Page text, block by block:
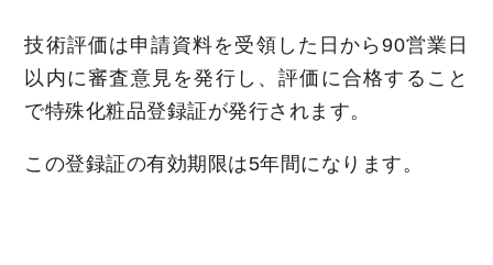
技術評価は申請資料を受領した日から90営業日
以内に審査意見を発行し、評価に合格すること
で特殊化粧品登録証が発行されます。
この登録証の有効期限は5年間になります。